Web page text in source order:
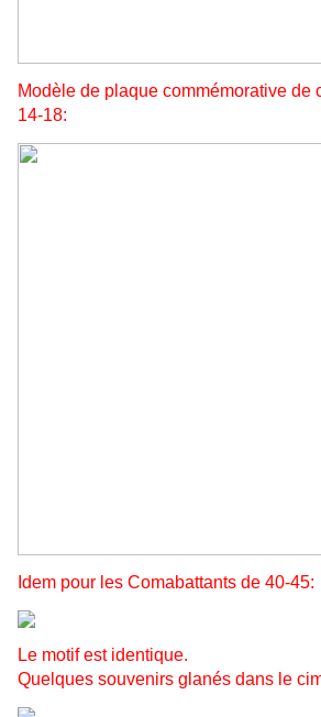
Modèle de plaque commémorative de
14-18:
Idem pour les Comabattants de 40-45:
Le motif est identique.
Quelques souvenirs glanés dans le